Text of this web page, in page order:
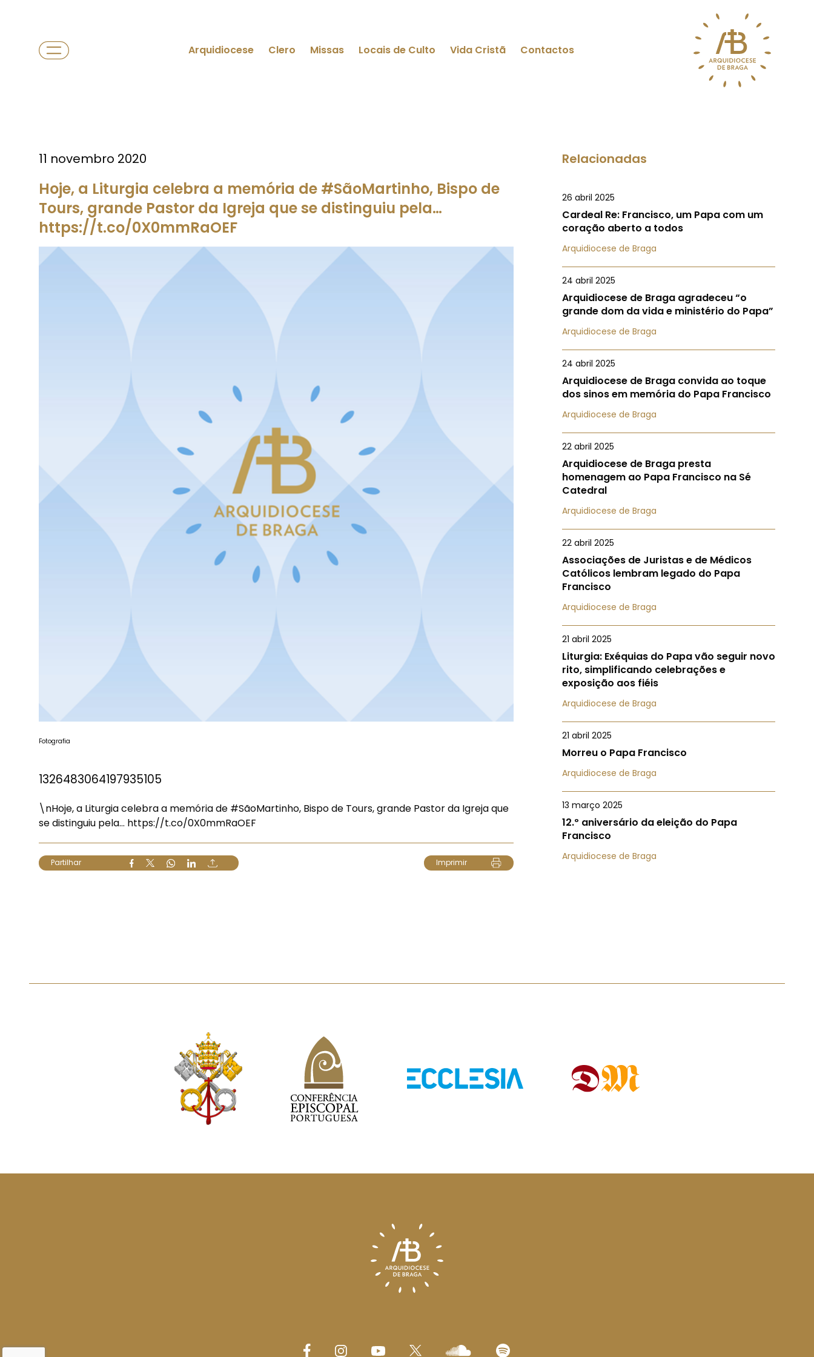
Arquidiocese Clero Missas Locais de Culto Vida Cristã Contactos
11 novembro 2020
Hoje, a Liturgia celebra a memória de #SãoMartinho, Bispo de
Tours, grande Pastor da Igreja que se distinguiu pela…
https://t.co/0X0mmRaOEF
Fotografia
1326483064197935105
\nHoje, a Liturgia celebra a memória de #SãoMartinho, Bispo de Tours, grande Pastor da Igreja que
se distinguiu pela… https://t.co/0X0mmRaOEF
Partilhar Imprimir
Relacionadas
26 abril 2025
Cardeal Re: Francisco, um Papa com um
coração aberto a todos
Arquidiocese de Braga
24 abril 2025
Arquidiocese de Braga agradeceu “o
grande dom da vida e ministério do Papa”
Arquidiocese de Braga
24 abril 2025
Arquidiocese de Braga convida ao toque
dos sinos em memória do Papa Francisco
Arquidiocese de Braga
22 abril 2025
Arquidiocese de Braga presta
homenagem ao Papa Francisco na Sé
Catedral
Arquidiocese de Braga
22 abril 2025
Associações de Juristas e de Médicos
Católicos lembram legado do Papa
Francisco
Arquidiocese de Braga
21 abril 2025
Liturgia: Exéquias do Papa vão seguir novo
rito, simplificando celebrações e
exposição aos fiéis
Arquidiocese de Braga
21 abril 2025
Morreu o Papa Francisco
Arquidiocese de Braga
13 março 2025
12.º aniversário da eleição do Papa
Francisco
Arquidiocese de Braga